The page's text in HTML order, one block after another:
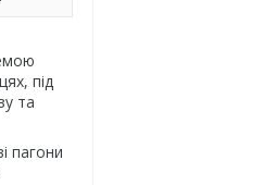
під
та
пагони